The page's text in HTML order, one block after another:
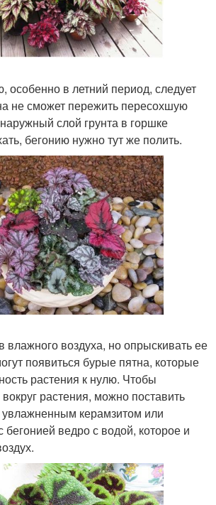
особенно в летний период, следует
не сможет пережить пересохшую
слой грунта в горшке
бегонию нужно тут же полить.
влажного воздуха, но опрыскивать ее
появиться бурые пятна, которые
растения к нулю. Чтобы
растения, можно поставить
увлажненным керамзитом или
бегонией ведро с водой, которое и